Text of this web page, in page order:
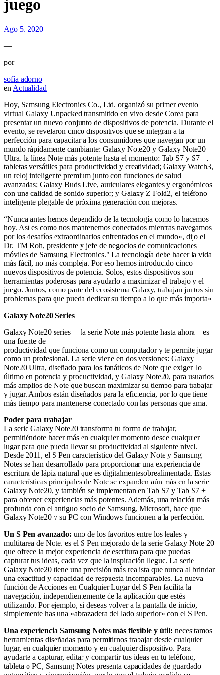
juego
Ago 5, 2020
—
por
sofía adorno
en Actualidad
Hoy, Samsung Electronics Co., Ltd. organizó su primer evento
virtual Galaxy Unpacked transmitido en vivo desde Corea para
presentar un nuevo conjunto de dispositivos de potencia. Durante el
evento, se revelaron cinco dispositivos que se integran a la
perfección para capacitar a los consumidores que navegan por un
mundo rápidamente cambiante: Galaxy Note20 y Galaxy Note20
Ultra, la línea Note más potente hasta el momento; Tab S7 y S7 +,
tabletas versátiles para productividad y creatividad; Galaxy Watch3,
un reloj inteligente premium junto con funciones de salud
avanzadas; Galaxy Buds Live, auriculares elegantes y ergonómicos
con una calidad de sonido superior; y Galaxy Z Fold2, el teléfono
inteligente plegable de próxima generación con mejoras.
“Nunca antes hemos dependido de la tecnología como lo hacemos
hoy. Así es como nos mantenemos conectados mientras navegamos
por los desafíos extraordinarios enfrentados en el mundo», dijo el
Dr. TM Roh, presidente y jefe de negocios de comunicaciones
móviles de Samsung Electronics." La tecnología debe hacer la vida
más fácil, no más compleja. Por eso hemos introducido cinco
nuevos dispositivos de potencia. Solos, estos dispositivos son
herramientas poderosas para ayudarlo a maximizar el trabajo y el
juego. Juntos, como parte del ecosistema Galaxy, trabajan juntos sin
problemas para que pueda dedicar su tiempo a lo que más importa»
Galaxy Note20 Series
Galaxy Note20 series— la serie Note más potente hasta ahora—es
una fuente de
productividad que funciona como un computador y te permite jugar
como un profesional. La serie viene en dos versiones: Galaxy
Note20 Ultra, diseñado para los fanáticos de Note que exigen lo
último en potencia y productividad, y Galaxy Note20, para usuarios
más amplios de Note que buscan maximizar su tiempo para trabajar
y jugar. Ambos están diseñados para la eficiencia, por lo que tiene
más tiempo para mantenerse conectado con las personas que ama.
Poder para trabajar
La serie Galaxy Note20 transforma tu forma de trabajar,
permitiéndote hacer más en cualquier momento desde cualquier
lugar para que pueda llevar su productividad al siguiente nivel.
Desde 2011, el S Pen característico del Galaxy Note y Samsung
Notes se han desarrollado para proporcionar una experiencia de
escritura de lápiz natural que es digitalmentesobrealimentada. Estas
características principales de Note se expanden aún más en la serie
Galaxy Note20, y también se implementan en Tab S7 y Tab S7 +
para obtener experiencias más potentes. Además, una relación más
profunda con el antiguo socio de Samsung, Microsoft, hace que
Galaxy Note20 y su PC con Windows funcionen a la perfección.
Un S Pen avanzado: uno de los favoritos entre los leales y
multitarea de Note, es el S Pen mejorado de la serie Galaxy Note 20
que ofrece la mejor experiencia de escritura para que puedas
capturar tus ideas, cada vez que la inspiración llegue. La serie
Galaxy Note20 tiene una precisión más realista que nunca al brindar
una exactitud y capacidad de respuesta incomparables. La nueva
función de Acciones en Cualquier Lugar del S Pen facilita la
navegación, independientemente de la aplicación que estés
utilizando. Por ejemplo, si deseas volver a la pantalla de inicio,
simplemente has una «abrazadera del lado superior» con el S Pen.
Una experiencia Samsung Notes más flexible y útil: necesitamos
herramientas diseñadas para permitirnos trabajar desde cualquier
lugar, en cualquier momento y en cualquier dispositivo. Para
ayudarte a capturar, editar y compartir tus ideas en tu teléfono,
tableta o PC, Samsung Notes presenta capacidades de guardado